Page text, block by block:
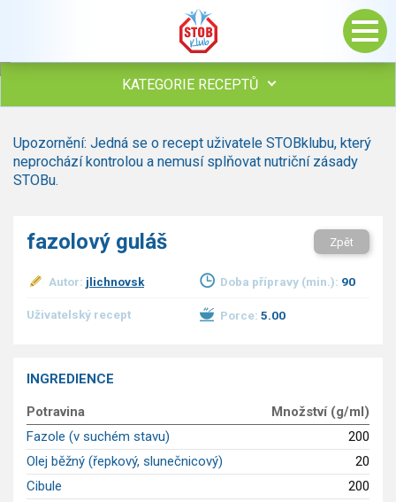
KATEGORIE RECEPTŮ
Polévky
Studená kuchyně
Bezmasé a zeleninové
Sladké pokrmy
Dezerty
Dětské recepty
GLP-1 recepty
Upozornění: Jedná se o recept uživatele STOBklubu, který
neprochází kontrolou a nemusí splňovat nutriční zásady
STOBu.
fazolový guláš Zpět
Autor: jlichnovsk Doba přípravy (min.): 90
Uživatelský recept Porce: 5.00
INGREDIENCE
Potravina
Množství (g/ml)
Fazole (v suchém stavu)
200
Olej běžný (řepkový, slunečnicový)
20
Cibule
200